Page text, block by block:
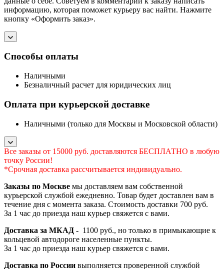
информацию, которая поможет курьеру вас найти. Нажмите
кнопку «Оформить заказ».
Способы оплаты
Наличными
Безналичный расчет для юридических лиц
Оплата при курьерской доставке
Наличными (только для Москвы и Московской области)
Все заказы от 15000 руб. доставляются БЕСПЛАТНО в любую
точку России!
*Срочная доставка рассчитывается индивидуально.
Заказы по Москве мы доставляем вам собственной
курьерской службой ежедневно. Товар будет доставлен вам в
течение дня с момента заказа. Стоимость доставки 700 руб.
За 1 час до приезда наш курьер свяжется с вами.
Доставка за МКАД - 1100 руб., но только в примыкающие к
кольцевой автодороге населенные пункты.
За 1 час до приезда наш курьер свяжется с вами.
Доставка по России выполняется проверенной службой